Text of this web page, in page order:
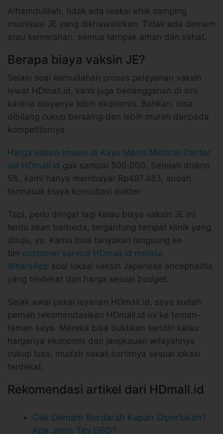
Alhamdulillah, tidak ada reaksi efek samping
imunisasi JE yang dikhawatirkan. Tidak ada demam
atau kemerahan, semua tampak aman dan sehat.
Berapa biaya vaksin JE?
Selain soal kemudahan proses pelayanan vaksin
lewat HDmall.id, kami juga berlangganan di sini
karena biayanya lebih ekonomis. Bahkan, bisa
dibilang cukup bersaing dan lebih murah daripada
kompetitornya.
Harga vaksin Imojev di Kayu Manis Medical Center
via HDmall.id gak sampai 500.000. Setelah diskon
5%, kami hanya membayar Rp487.483, sudah
termasuk biaya konsultasi dokter.
Tapi, perlu diingat lagi kalau biaya vaksin JE ini
tentu akan berbeda, tergantung tempat klinik yang
dituju, ya. Kamu bisa tanyakan langsung ke
tim customer service HDmall.id melalui
WhatsApp soal lokasi vaksin Japanese encephalitis
yang terdekat dan harga sesuai budget.
Sejak awal pakai layanan HDmall.id, saya sudah
pernah rekomendasikan HDmall.id ini ke teman-
teman saya. Mereka bisa buktikan sendiri kalau
harganya ekonomis dan jangkauan wilayahnya
cukup luas, mudah sekali sortirnya sesuai lokasi
terdekat.
Rekomendasi artikel dari HDmall.id
Cek Demam Berdarah Kapan Diperlukan?
Apa Jenis Tes DBD?